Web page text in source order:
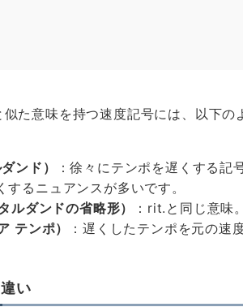
た意味を持つ速度記号には、以下の
ンド）
：徐々にテンポを遅くする
するニュアンスが多いです。
ダンドの省略形）
：rit.と同じ意味。
テンポ）
：遅くしたテンポを元の速
い